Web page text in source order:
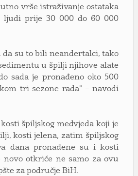
vrše istraživanje ostataka
ljudi prije 30 000 do 60 000
da su to bili neandertalci, tako
u špilji njihove alate
sada je pronađeno oko 500
tri sezone rada" – navodi
špiljskog medvjeda koji je
kosti jelena, zatim špiljskog
dana pronađene su i kosti
novo otkriće ne samo za ovu
za područje BiH.